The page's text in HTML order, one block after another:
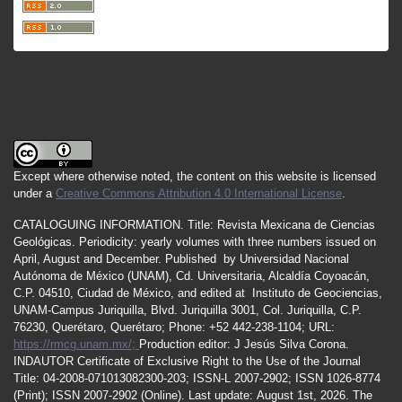
Except where otherwise noted, the content on this website is licensed
under a Creative Commons Attribution 4.0 International License
CATALOGUING INFORMATION. Title: Revista Mexicana de Ciencias
Geológicas.
Periodicity: yearly volumes with three numbers issued on
April
August and December. Published by Universidad Nacional
Autónoma de México (UNAM), Cd. Universitaria, Alcaldía Coyoacán,
C.P. 04510, Ciudad de México, and edited at Instituto de Geociencias,
UNAM-Campus Juriquilla, Blvd. Juriquilla 3001, Col. Juriquilla, C.P.
76230, Querétaro, Querétaro; Phone: +52 442-238-1104; URL:
https://rmcg.unam.mx/; Production editor: J Jesús Silva Corona.
INDAUTOR Certificate of Exclusive Right to the Use of the Journal
Title: 04-2008-071013082300-203; ISSN-L 2007-2902; ISSN 1026-8774
(Print); ISSN 2007-2902 (Online). Last update: August 1st, 2026 . The